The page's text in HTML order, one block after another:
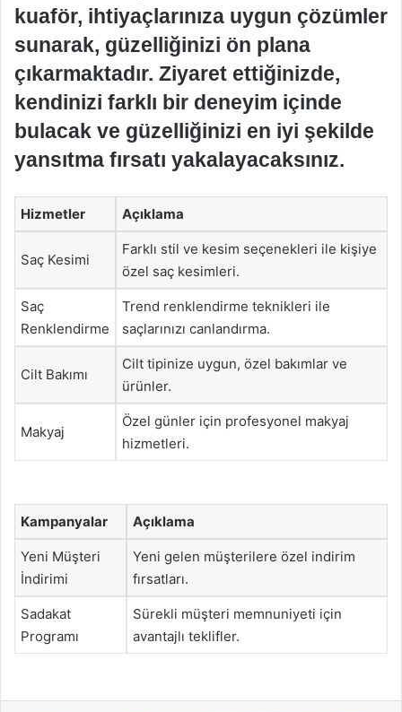
kuaför, ihtiyaçlarınıza uygun çözümler
sunarak, güzelliğinizi ön plana
çıkarmaktadır. Ziyaret ettiğinizde,
kendinizi farklı bir deneyim içinde
bulacak ve güzelliğinizi en iyi şekilde
yansıtma fırsatı yakalayacaksınız.
Hizmetler Açıklama
Saç Kesimi
Farklı stil ve kesim seçenekleri ile kişiye
özel saç kesimleri.
Saç
Renklendirme
Trend renklendirme teknikleri ile
saçlarınızı canlandırma.
Cilt Bakımı
Cilt tipinize uygun, özel bakımlar ve
ürünler.
Makyaj
Özel günler için profesyonel makyaj
hizmetleri.
Kampanyalar Açıklama
Yeni Müşteri
İndirimi
Yeni gelen müşterilere özel indirim
fırsatları.
Sadakat
Programı
Sürekli müşteri memnuniyeti için
avantajlı teklifler.